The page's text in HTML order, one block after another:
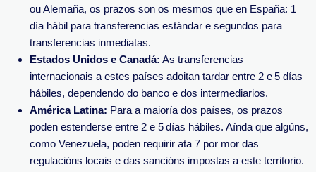
ou Alemaña, os prazos son os mesmos que en España: 1
día hábil para transferencias estándar e segundos para
transferencias inmediatas.
Estados Unidos e Canadá: As transferencias
internacionais a estes países adoitan tardar entre 2 e 5 días
hábiles, dependendo do banco e dos intermediarios.
América Latina: Para a maioría dos países, os prazos
poden estenderse entre 2 e 5 días hábiles. Aínda que algúns,
como Venezuela, poden requirir ata 7 por mor das
regulacións locais e das sancións impostas a este territorio.